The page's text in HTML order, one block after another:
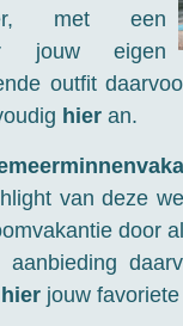
met een
jouw eigen
outfit
hier an.
van deze
door
aanbieding
hier jouw